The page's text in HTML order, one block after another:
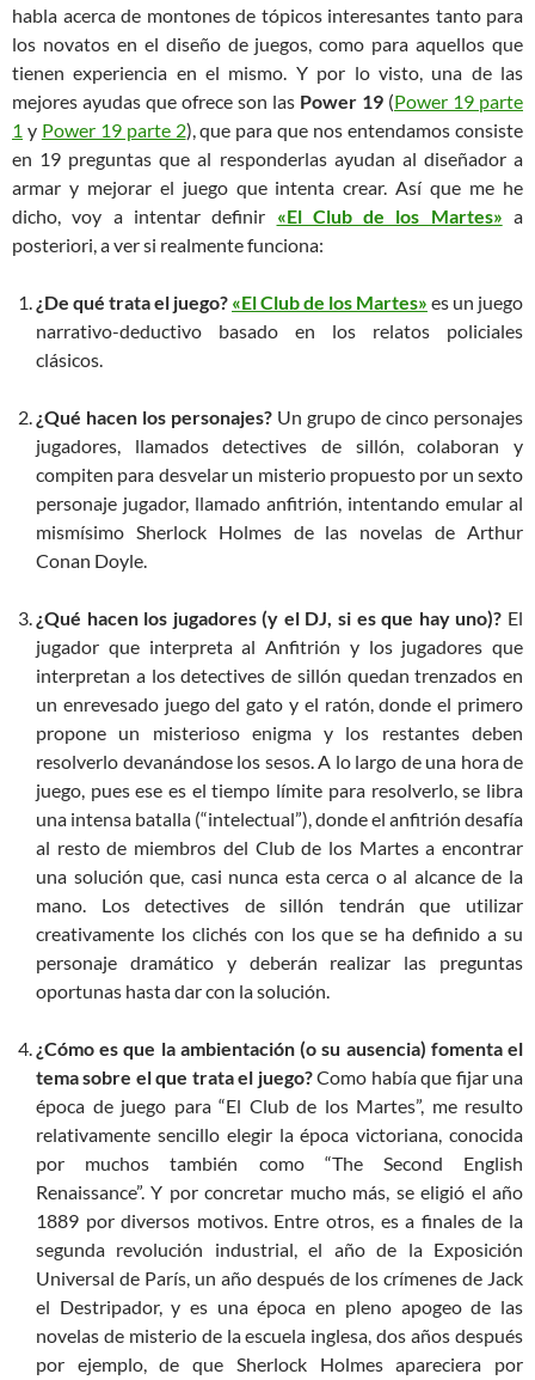
habla acerca de montones de tópicos interesantes tanto para
los novatos en el diseño de juegos, como para aquellos que
tienen experiencia en el mismo. Y por lo visto, una de las
mejores ayudas que ofrece son las Power 19 (Power 19 parte
1 y Power 19 parte 2), que para que nos entendamos consiste
en 19 preguntas que al responderlas ayudan al diseñador a
armar y mejorar el juego que intenta crear. Así que me he
dicho, voy a intentar definir «El Club de los Martes» a
posteriori, a ver si realmente funciona:
¿De qué trata el juego? «El Club de los Martes» es un juego
narrativo-deductivo basado en los relatos policiales
clásicos.
¿Qué hacen los personajes? Un grupo de cinco personajes
jugadores, llamados detectives de sillón, colaboran y
compiten para desvelar un misterio propuesto por un sexto
personaje jugador, llamado anfitrión, intentando emular al
mismísimo Sherlock Holmes de las novelas de Arthur
Conan Doyle.
¿Qué hacen los jugadores (y el DJ, si es que hay uno)? El
jugador que interpreta al Anfitrión y los jugadores que
interpretan a los detectives de sillón quedan trenzados en
un enrevesado juego del gato y el ratón, donde el primero
propone un misterioso enigma y los restantes deben
resolverlo devanándose los sesos. A lo largo de una hora de
juego, pues ese es el tiempo límite para resolverlo, se libra
una intensa batalla (“intelectual”), donde el anfitrión desafía
al resto de miembros del Club de los Martes a encontrar
una solución que, casi nunca esta cerca o al alcance de la
mano. Los detectives de sillón tendrán que utilizar
creativamente los clichés con los que se ha definido a su
personaje dramático y deberán realizar las preguntas
oportunas hasta dar con la solución.
¿Cómo es que la ambientación (o su ausencia) fomenta el
tema sobre el que trata el juego?Como había que fijar una
época de juego para “El Club de los Martes”, me resulto
relativamente sencillo elegir la época victoriana, conocida
por muchos también como “The Second English
Renaissance”. Y por concretar mucho más, se eligió el año
1889 por diversos motivos. Entre otros, es a finales de la
segunda revolución industrial, el año de la Exposición
Universal de París, un año después de los crímenes de Jack
el Destripador, y es una época en pleno apogeo de las
novelas de misterio de la escuela inglesa, dos años después
por ejemplo, de que Sherlock Holmes apareciera por